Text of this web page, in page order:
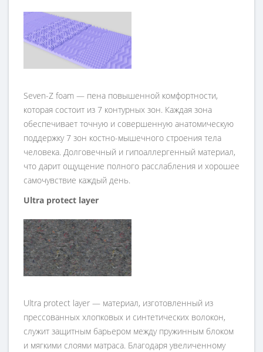
Seven-Z foam — пена повышенной комфортности,
которая состоит из 7 контурных зон. Каждая зона
обеспечивает точную и совершенную анатомическую
поддержку 7 зон костно-мышечного строения тела
человека. Долговечный и гипоаллергенный материал,
что дарит ощущение полного расслабления и хорошее
самочувствие каждый день.
Ultra protect layer
Ultra protect layer — материал, изготовленный из
прессованных хлопковых и синтетических волокон,
служит защитным барьером между пружинным блоком
и мягкими слоями матраса. Благодаря увеличенному